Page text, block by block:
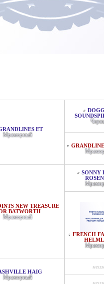
ET
Мраморный
♂
♀
NEW TREASURE
BATWORTH
Мраморный
♂ SONNY
♀ FRENCH
HAIG
Мраморный